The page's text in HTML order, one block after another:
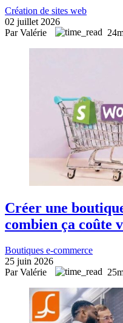
Création de sites web
02 juillet 2026
Par Valérie
Créer une
combien ça coûte
Boutiques e-commerce
25 juin 2026
Par Valérie